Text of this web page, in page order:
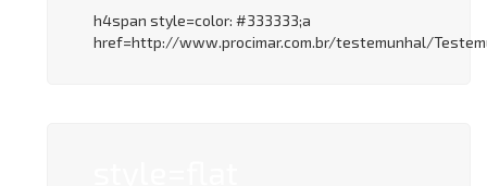
h4span style=color: #333333;a
href=http://www.procimar.com.br/testemunhal/